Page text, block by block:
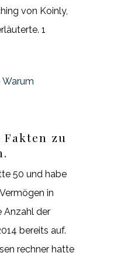
von Koinly,
1
Fakten zu
50 und habe
in
Anzahl der
bereits auf.
rechner hatte